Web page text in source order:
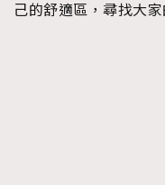
己的舒適區，尋找大家